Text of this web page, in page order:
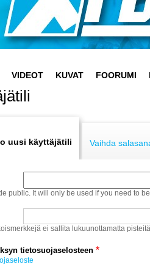
VIDEOT KUVAT FOORUMI
uusi käyttäjätili Vaihda
public. It will only be used if you need to
ei sallita lukuunottamatta
tietosuojaselosteen